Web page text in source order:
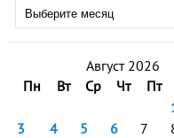
Август 2026
Пн
Вт Ср Чт Пт
3
4 5 6 7